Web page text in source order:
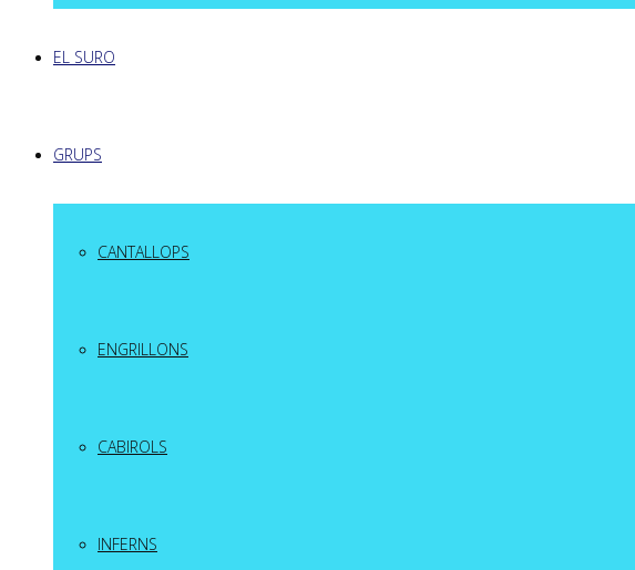
EL SURO
GRUPS
CANTALLOPS
ENGRILLONS
CABIROLS
INFERNS